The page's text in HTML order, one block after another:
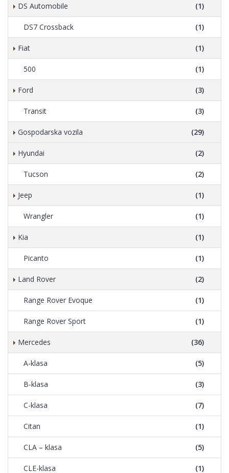
DS Automobile (1)
DS7 Crossback (1)
Fiat (1)
500 (1)
Ford (3)
Transit (3)
Gospodarska vozila (29)
Hyundai (2)
Tucson (2)
Jeep (1)
Wrangler (1)
Kia (1)
Picanto (1)
Land Rover (2)
Range Rover Evoque (1)
Range Rover Sport (1)
Mercedes (36)
A-klasa (5)
B-klasa (3)
C-klasa (7)
Citan (1)
CLA – klasa (5)
CLE-klasa (1)